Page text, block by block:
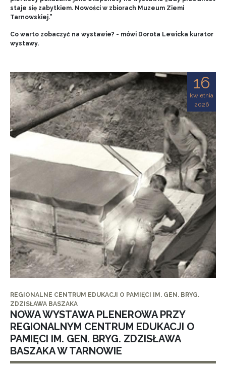
staje się zabytkiem. Nowości w zbiorach Muzeum Ziemi
Tarnowskiej.”
Co warto zobaczyć na wystawie? - mówi Dorota Lewicka kurator
wystawy.
16
kwietnia
2026
REGIONALNE CENTRUM EDUKACJI O PAMIĘCI IM. GEN. BRYG.
ZDZISŁAWA BASZAKA
NOWA WYSTAWA PLENEROWA PRZY
REGIONALNYM CENTRUM EDUKACJI O
PAMIĘCI IM. GEN. BRYG. ZDZISŁAWA
BASZAKA W TARNOWIE